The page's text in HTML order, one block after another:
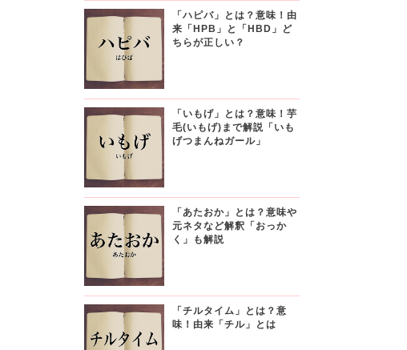
「ハピバ」とは？意味！由
来「HPB」と「HBD」ど
ちらが正しい？
「いもげ」とは？意味！芋
毛(いもげ)まで解説「いも
げつまんねガール」
「あたおか」とは？意味や
元ネタなど解釈「おっか
く」も解説
「チルタイム」とは？意
味！由来「チル」とは